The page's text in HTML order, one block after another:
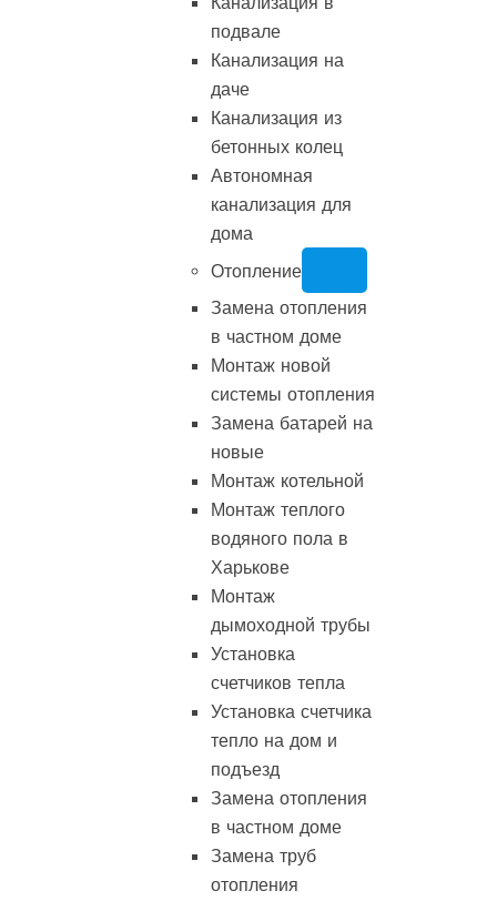
подвале
Канализация на
даче
Канализация из
бетонных колец
Автономная
канализация для
дома
Отопление
Замена отопления
в частном доме
Монтаж новой
системы отопления
Замена батарей на
новые
Монтаж котельной
Монтаж теплого
водяного пола в
Харькове
Монтаж
дымоходной трубы
Установка
счетчиков тепла
Установка счетчика
тепло на дом и
подъезд
Замена отопления
в частном доме
Замена труб
отопления